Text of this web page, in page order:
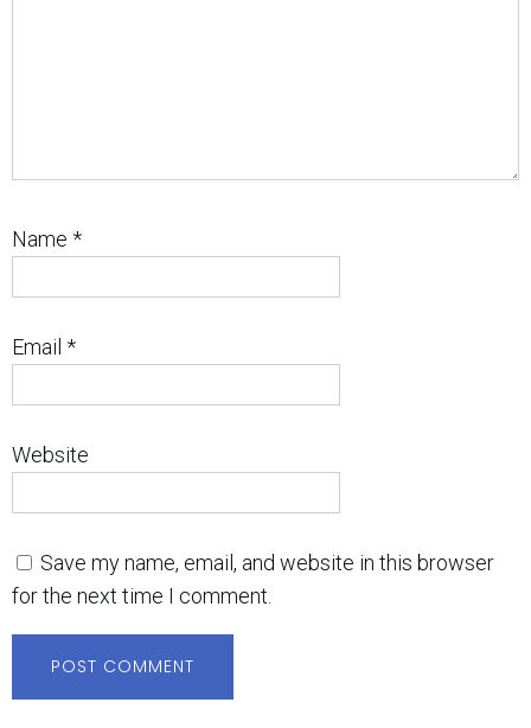
Name *
Email *
Website
Save my name, email, and website in this browser
for the next time I comment.